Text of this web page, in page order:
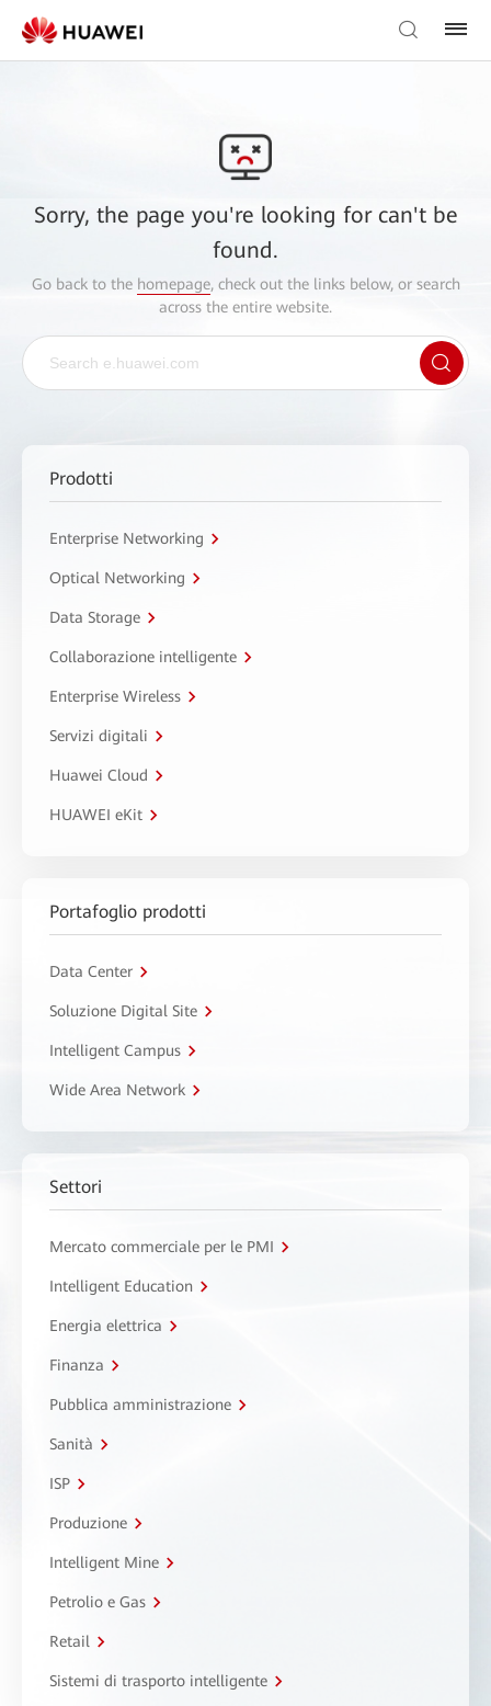
Sorry, the page you're looking for can't be
found.
Go back to the homepage, check out the links below, or search
across the entire website.
Prodotti
Enterprise Networking
Optical Networking
Data Storage
Collaborazione intelligente
Enterprise Wireless
Servizi digitali
Huawei Cloud
HUAWEI eKit
Portafoglio prodotti
Data Center
Soluzione Digital Site
Intelligent Campus
Wide Area Network
Settori
Mercato commerciale per le PMI
Intelligent Education
Energia elettrica
Finanza
Pubblica amministrazione
Sanità
ISP
Produzione
Intelligent Mine
Petrolio e Gas
Retail
Sistemi di trasporto intelligente